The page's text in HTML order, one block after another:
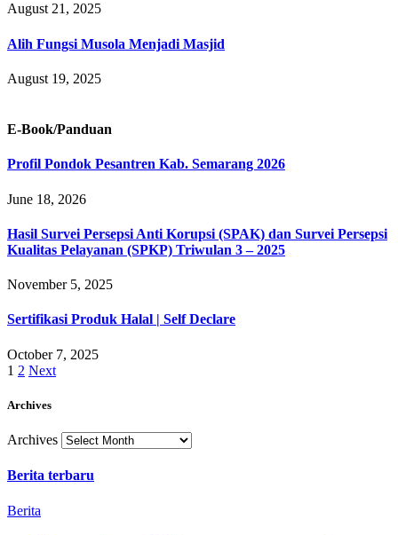
August 21, 2025
Alih Fungsi Musola Menjadi Masjid
August 19, 2025
E-Book/Panduan
Profil Pondok Pesantren Kab. Semarang 2026
June 18, 2026
Hasil Survei Persepsi Anti Korupsi (SPAK) dan Survei Persepsi
Kualitas Pelayanan (SPKP) Triwulan 3 – 2025
November 5, 2025
Sertifikasi Produk Halal | Self Declare
October 7, 2025
1 2 Next
Archives
Archives
Berita terbaru
Berita